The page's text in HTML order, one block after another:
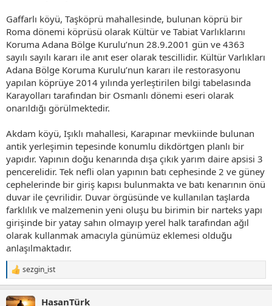
Gaffarlı köyü, Taşköprü mahallesinde, bulunan köprü bir
Roma dönemi köprüsü olarak Kültür ve Tabiat Varlıklarını
Koruma Adana Bölge Kurulu’nun 28.9.2001 gün ve 4363
sayılı sayılı kararı ile anıt eser olarak tescillidir. Kültür Varlıkları
Adana Bölge Koruma Kurulu’nun kararı ile restorasyonu
yapılan köprüye 2014 yılında yerleştirilen bilgi tabelasında
Karayolları tarafından bir Osmanlı dönemi eseri olarak
onarıldığı görülmektedir.
Akdam köyü, Işıklı mahallesi, Karapınar mevkiinde bulunan
antik yerleşimin tepesinde konumlu dikdörtgen planlı bir
yapıdır. Yapının doğu kenarında dışa çıkık yarım daire apsisi 3
pencerelidir. Tek nefli olan yapının batı cephesinde 2 ve güney
cephelerinde bir giriş kapısı bulunmakta ve batı kenarının önü
duvar ile çevrilidir. Duvar örgüsünde ve kullanılan taşlarda
farklılık ve malzemenin yeni oluşu bu birimin bir narteks yapı
girişinde bir yatay sahın olmayıp yerel halk tarafından ağıl
olarak kullanmak amacıyla günümüz eklemesi olduğu
anlaşılmaktadır.
T
e
k
sezgin_ist
HasanTürk